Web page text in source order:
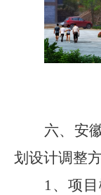
六、 安
划设计调整
1、 项目